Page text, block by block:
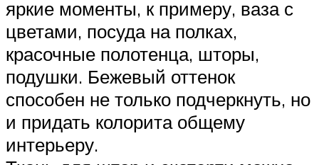
яркие моменты, к примеру, ваза с
цветами, посуда на полках,
красочные полотенца, шторы,
подушки. Бежевый оттенок
способен не только подчеркнуть, но
и придать колорита общему
интерьеру.